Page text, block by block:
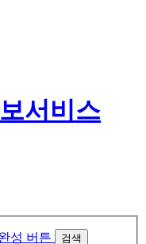
검색